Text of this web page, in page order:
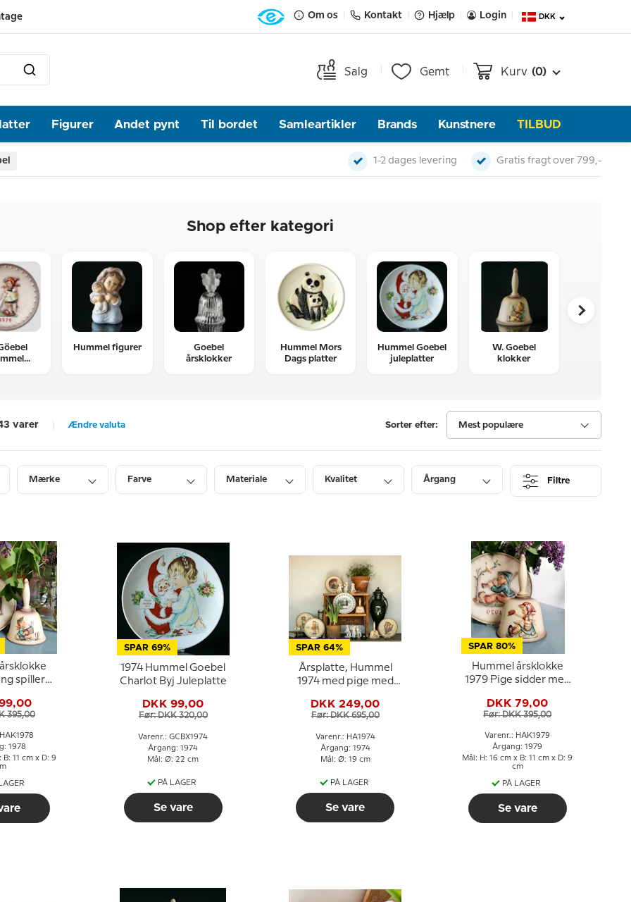
Om os Kontakt Hjælp Login DKK
Salg Gemt Kurv (0)
Figurer Andet pynt Til bordet Samleartikler Brands Kunstnere TILBUD
1-2 dages levering Gratis fragt over 799,-
Shop efter kategori
Hummel figurer
Goebel
årsklokker
Hummel Mors
Dags platter
Hummel Goebel
juleplatter
W. Goebel
klokker
varer Ændre valuta Sorter efter: Mest populære
Mærke Farve Materiale Kvalitet Årgang Filtre
spiller
395,00
1978
B: 11 cm x D: 9
SPAR 69%
1974 Hummel Goebel
Charlot Byj Juleplatte
DKK 99,00
Før: DKK 320,00
Varenr.: GCBX1974
Årgang: 1974
Mål: Ø: 22 cm
PÅ LAGER
Se vare
SPAR 64%
Årsplatte, Hummel
1974 med pige med
DKK 249,00
Før: DKK 695,00
Varenr.: HA1974
Årgang: 1974
Mål: Ø: 19 cm
PÅ LAGER
Se vare
SPAR 80%
Hummel årsklokke
1979 Pige sidder med
DKK 79,00
Før: DKK 395,00
Varenr.: HAK1979
Årgang: 1979
Mål: H: 16 cm x B: 11 cm x D: 9
cm
PÅ LAGER
Se vare